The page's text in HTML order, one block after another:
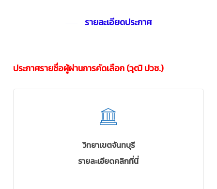
รายละเอียดประกาศ
ประกาศรายชื่อผู้ผ่านการคัดเลือก (วุฒิ ปวช.)
วิทยาเขตจันทบุรี
รายละเอียดคลิกที่นี่